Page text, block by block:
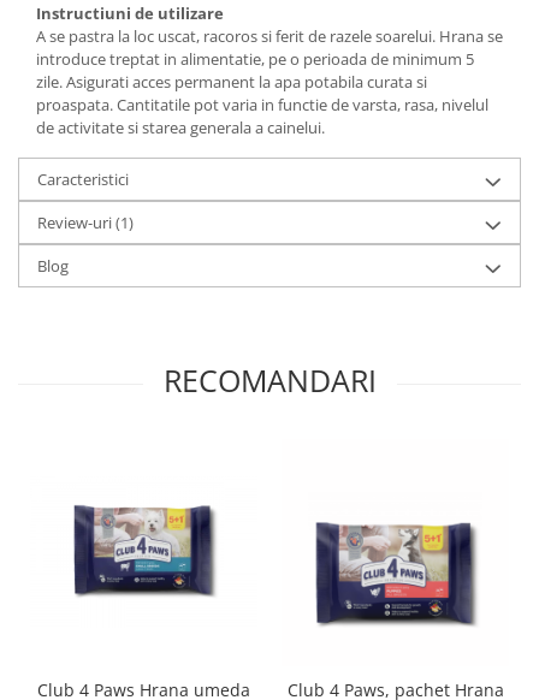
Instructiuni de utilizare
A se pastra la loc uscat, racoros si ferit de razele soarelui. Hrana se
introduce treptat in alimentatie, pe o perioada de minimum 5
zile. Asigurati acces permanent la apa potabila curata si
proaspata. Cantitatile pot varia in functie de varsta, rasa, nivelul
de activitate si starea generala a cainelui.
Caracteristici
Review-uri(1)
Blog
RECOMANDARI
Club 4 Paws Hrana umeda
Club 4 Paws, pachet Hrana